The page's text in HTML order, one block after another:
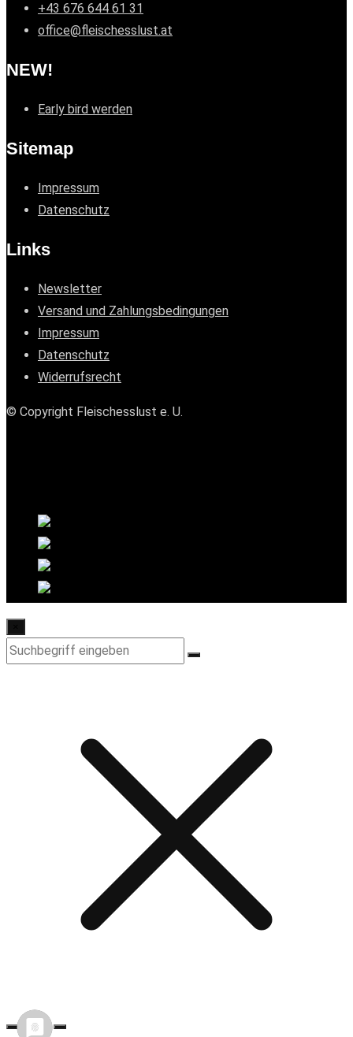
+43 676 644 61 31
office@fleischesslust.at
NEW!
Early bird werden
Sitemap
Impressum
Datenschutz
Links
Newsletter
Versand und Zahlungsbedingungen
Impressum
Datenschutz
Widerrufsrecht
© Copyright Fleischesslust e. U.